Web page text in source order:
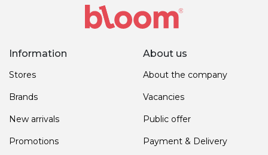
Information
Stores
Brands
New arrivals
Promotions
About us
About the company
Vacancies
Public offer
Payment & Delivery